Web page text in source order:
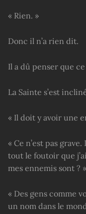
« Rien. »
Donc il n’a rien dit.
Il a dû penser que
La Sainte s’est
« Il doit y avoir une
« Ce n’est pas
tout le foutoir que
mes ennemis sont ? »
« Des gens comme
un nom dans le